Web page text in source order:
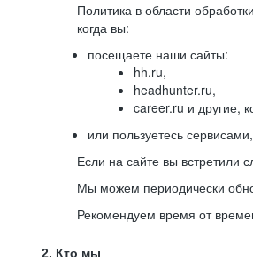
Политика в области
когда вы:
посещаете наши сайты:
hh.ru,
headhunter.ru,
career.ru и другие,
или пользуетесь
Если на сайте вы встретили
Мы можем периодически
Рекомендуем время от
2. Кто мы